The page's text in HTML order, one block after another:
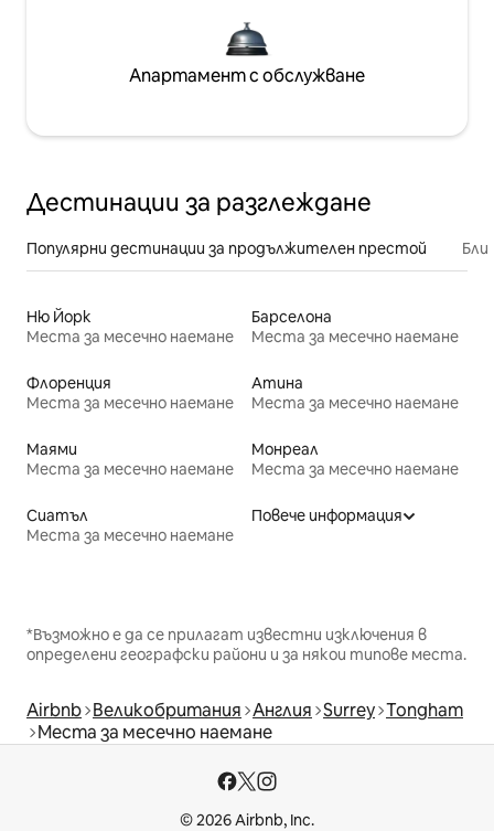
Апартамент с обслужване
Дестинации за разглеждане
Популярни дестинации за продължителен престой
Ню Йорк
Места за месечно наемане
Барселона
Места за месечно наемане
Флоренция
Места за месечно наемане
Атина
Места за месечно наемане
Маями
Места за месечно наемане
Монреал
Места за месечно наемане
Сиатъл
Места за месечно наемане
Повече информация
*Възможно е да се прилагат известни изключения в
определени географски райони и за някои типове места.
Airbnb Великобритания Англия Surrey Tongham
Места за месечно наемане
© 2026 Airbnb, Inc.